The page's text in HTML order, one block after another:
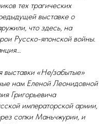
тех трагических
выставке о
что здесь, на
Русско-японской войны.
выставки «Не/забытые»
нам Еленой Леонидовной
Григорьевича
императорской армии,
сопки Маньчжурии, и